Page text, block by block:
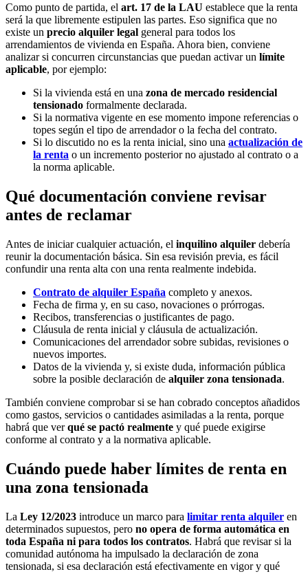
Como punto de partida, el art. 17 de la LAU establece que la renta
será la que libremente estipulen las partes. Eso significa que no
existe un precio alquiler legal general para todos los
arrendamientos de vivienda en España. Ahora bien, conviene
analizar si concurren circunstancias que puedan activar un límite
aplicable, por ejemplo:
Si la vivienda está en una zona de mercado residencial
tensionado formalmente declarada.
Si la normativa vigente en ese momento impone referencias o
topes según el tipo de arrendador o la fecha del contrato.
Si lo discutido no es la renta inicial, sino una actualización de
la renta o un incremento posterior no ajustado al contrato o a
la norma aplicable.
Qué documentación conviene revisar
antes de reclamar
Antes de iniciar cualquier actuación, el inquilino alquiler debería
reunir la documentación básica. Sin esa revisión previa, es fácil
confundir una renta alta con una renta realmente indebida.
Contrato de alquiler España completo y anexos.
Fecha de firma y, en su caso, novaciones o prórrogas.
Recibos, transferencias o justificantes de pago.
Cláusula de renta inicial y cláusula de actualización.
Comunicaciones del arrendador sobre subidas, revisiones o
nuevos importes.
Datos de la vivienda y, si existe duda, información pública
sobre la posible declaración de alquiler zona tensionada.
También conviene comprobar si se han cobrado conceptos añadidos
como gastos, servicios o cantidades asimiladas a la renta, porque
habrá que verqué se pactó realmente y qué puede exigirse
conforme al contrato y a la normativa aplicable.
Cuándo puede haber límites de renta en
una zona tensionada
La Ley 12/2023 introduce un marco para limitar renta alquiler en
determinados supuestos, pero no opera de forma automática en
toda España ni para todos los contratos. Habrá que revisar si la
comunidad autónoma ha impulsado la declaración de zona
tensionada, si esa declaración está efectivamente en vigor y qué